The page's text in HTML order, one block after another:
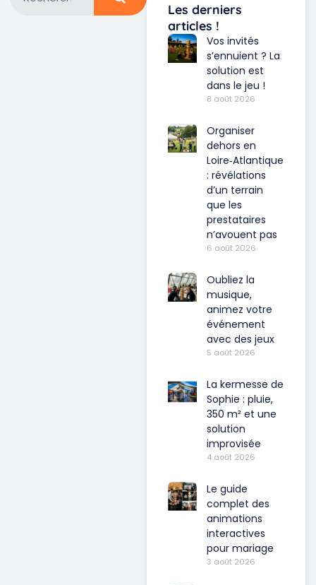
Les derniers
articles !
Vos invités
s’ennuient ? La
solution est
dans le jeu !
8 août 2026
Organiser
dehors en
Loire‑Atlantique
: révélations
d’un terrain
que les
prestataires
n’avouent pas
6 août 2026
Oubliez la
musique,
animez votre
événement
avec des jeux
5 août 2026
La kermesse de
Sophie : pluie,
350 m² et une
solution
improvisée
4 août 2026
Le guide
complet des
animations
interactives
pour mariage
3 août 2026